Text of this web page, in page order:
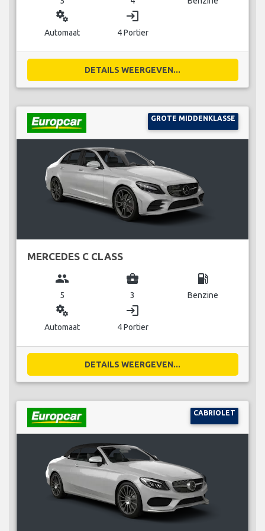
miscellaneous_services
Automaat
login
4 Portier
DETAILS WEERGEVEN...
GROTE MIDDENKLASSE
MERCEDES C CLASS
group
5
business_center
3
local_gas_station
Benzine
miscellaneous_services
Automaat
login
4 Portier
DETAILS WEERGEVEN...
CABRIOLET